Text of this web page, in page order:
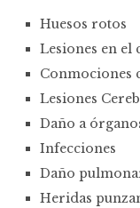
Huesos rotos
Lesiones en el
Conmociones
Lesiones
Daño a
Infecciones
Daño
Heridas